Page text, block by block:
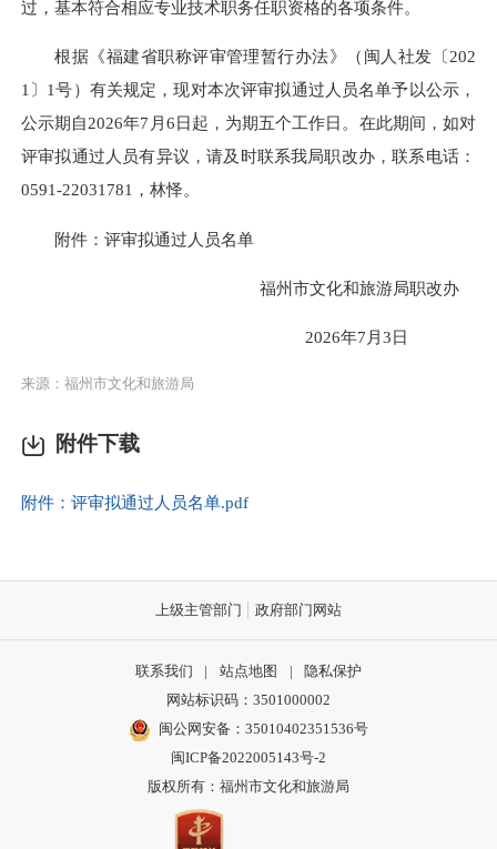
过，基本符合相应专业技术职务任职资格的各项条件。
根据《福建省职称评审管理暂行办法》（闽人社发〔202
1〕1号）有关规定，现对本次评审拟通过人员名单予以公示，
公示期自2026年7月6日起，为期五个工作日。在此期间，如对
评审拟通过人员有异议，请及时联系我局职改办，联系电话：
0591-22031781，林怿。
附件：评审拟通过人员名单
福州市文化和旅游局职改办
2026年7月3日
来源：福州市文化和旅游局
附件下载
附件：评审拟通过人员名单.pdf
上级主管部门 政府部门网站
联系我们 | 站点地图 |
隐私保护
网站标识码：3501000002
闽公网安备：35010402351536号
闽ICP备2022005143号-2
版权所有：福州市文化和旅游局